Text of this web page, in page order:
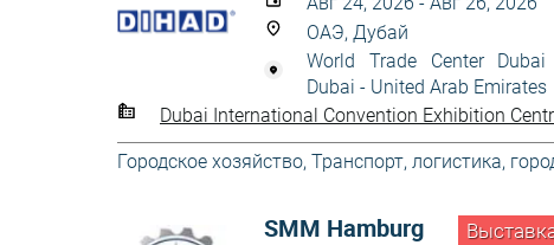
ОАЭ, Дубай
World Trade Center
Dubai - United Arab Emirates
Dubai International Convention Exhibition
Городское хозяйство, Транспорт, логистика,
SMM Hamburg